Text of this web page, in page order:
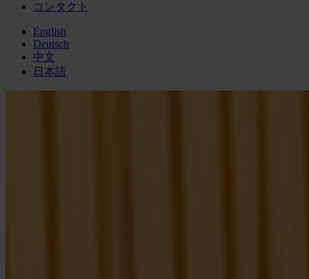
コンタクト
English
Deutsch
中文
日本語